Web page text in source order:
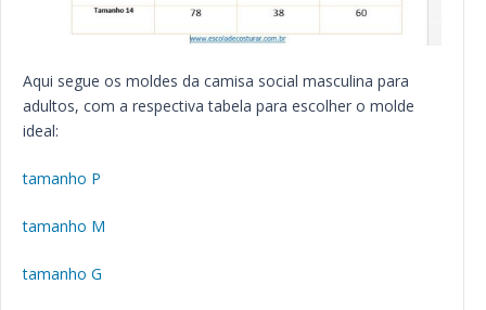
Aqui segue os moldes da camisa social masculina para
adultos, com a respectiva tabela para escolher o molde
ideal:
tamanho P
tamanho M
tamanho G